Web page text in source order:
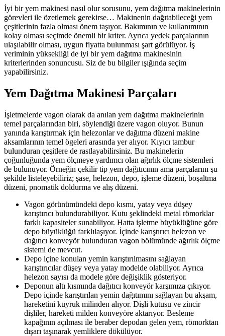
İyi bir yem makinesi nasıl olur sorusunu, yem dağıtma makinelerinin
görevleri ile özetlemek gerekirse… Makinenin dağıtabileceği yem
çeşitlerinin fazla olması önem taşıyor. Bakımının ve kullanımının
kolay olması seçimde önemli bir kriter. Ayrıca yedek parçalarının
ulaşılabilir olması, uygun fiyatta bulunması şart görülüyor. İş
veriminin yüksekliği de iyi bir yem dağıtma makinesinin
kriterlerinden sonuncusu. Siz de bu bilgiler ışığında seçim
yapabilirsiniz.
Yem Dağıtma Makinesi Parçaları
İşletmelerde vagon olarak da anılan yem dağıtma makinelerinin
temel parçalarından biri, söylendiği üzere vagon oluyor. Bunun
yanında karıştırmak için helezonlar ve dağıtma düzeni makine
aksamlarının temel ögeleri arasında yer alıyor. Kıyıcı tambur
bulunduran çeşitlere de rastlayabilirsiniz. Bu makinelerin
çoğunluğunda yem ölçmeye yardımcı olan ağırlık ölçme sistemleri
de bulunuyor. Örneğin çekilir tip yem dağıtıcının ama parçalarını şu
şekilde listeleyebiliriz; şase, helezon, depo, işleme düzeni, boşaltma
düzeni, pnomatik doldurma ve alış düzeni.
Vagon görünümündeki depo kısmı, yatay veya düşey
karıştırıcı bulundurabiliyor. Kutu şeklindeki metal römorklar
farklı kapasiteler sunabiliyor. Hatta işletme büyüklüğüne göre
depo büyüklüğü farklılaşıyor. İçinde karıştırıcı helezon ve
dağıtıcı konveyör bulunduran vagon bölümünde ağırlık ölçme
sistemi de mevcut.
Depo içine konulan yemin karıştırılmasını sağlayan
karıştırıcılar düşey veya yatay modelde olabiliyor. Ayrıca
helezon sayısı da modele göre değişiklik gösteriyor.
Deponun altı kısmında dağıtıcı konveyör karşımıza çıkıyor.
Depo içinde karıştırılan yemin dağıtımını sağlayan bu akşam,
hareketini kuyruk milinden alıyor. Dişli kutusu ve zincir
dişliler, hareketi milden konveyöre aktarıyor. Besleme
kapağının açılması ile beraber depodan gelen yem, römorktan
dışarı taşınarak yemliklere dökülüyor.